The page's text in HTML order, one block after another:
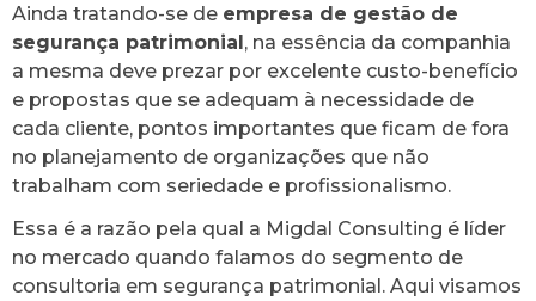
Ainda tratando-se de empresa de gestão de
segurança patrimonial, na essência da companhia
a mesma deve prezar por excelente custo-benefício
e propostas que se adequam à necessidade de
cada cliente, pontos importantes que ficam de fora
no planejamento de organizações que não
trabalham com seriedade e profissionalismo.
Essa é a razão pela qual a Migdal Consulting é líder
no mercado quando falamos do segmento de
consultoria em segurança patrimonial. Aqui visamos